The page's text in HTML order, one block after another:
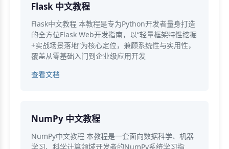
Flask 中文教程
Flask中文教程 本教程是专为Python开发者量身打造
的全方位Flask Web开发指南，以“轻量框架特性挖掘
+实战场景落地”为核心定位，兼顾系统性与实用性，
覆盖从零基础入门到企业级应用开发
查看文档
NumPy 中文教程
NumPy中文教程 本教程是一套面向数据科学、机器
学习、科学计算领域开发者的NumPy系统学习指